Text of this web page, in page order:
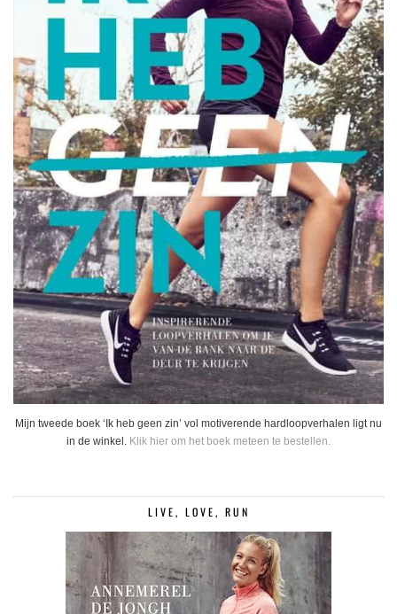
Mijn tweede boek ‘Ik heb geen zin’ vol motiverende hardloopverhalen ligt nu
in de winkel. Klik hier om het boek meteen te bestellen.
LIVE, LOVE, RUN